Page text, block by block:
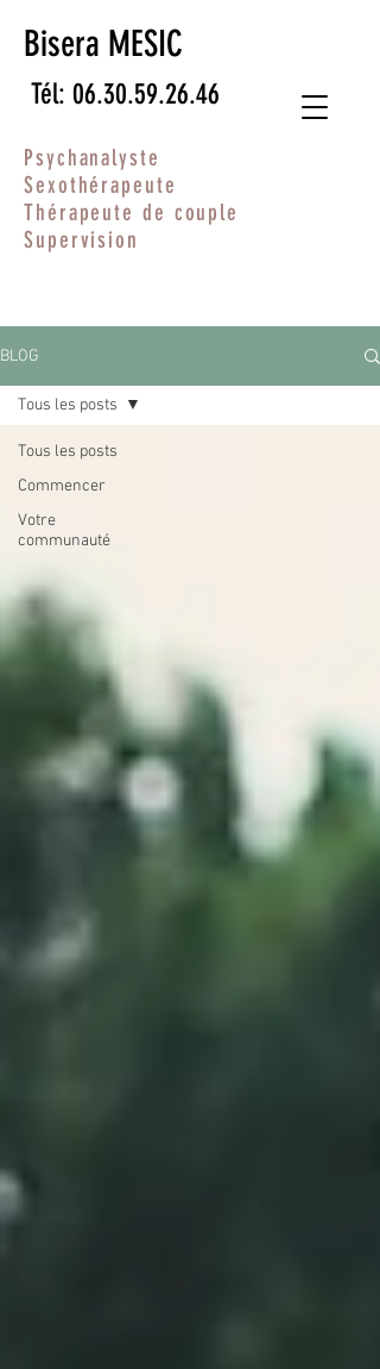
Bisera MESIC
Psychanalyste
Sexothérapeute
Thérapeute de couple
Supervision
Tél: 06.30.59.26.46
BLOG
Tous les posts
Commencer
Votre
communauté
Tous les posts